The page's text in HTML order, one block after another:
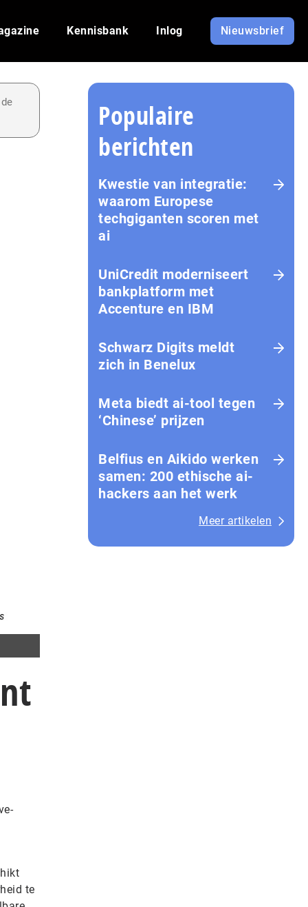
Kennisbank Inlog Nieuwsbrief
te
Populaire
berichten
Kwestie van integratie:
waarom Europese
techgiganten scoren met
ai
UniCredit moderniseert
bankplatform met
Accenture en IBM
Schwarz Digits meldt
zich in Benelux
Meta biedt ai-tool tegen
‘Chinese’ prijzen
Belfius en Aikido werken
samen: 200 ethische ai-
hackers aan het werk
Meer artikelen